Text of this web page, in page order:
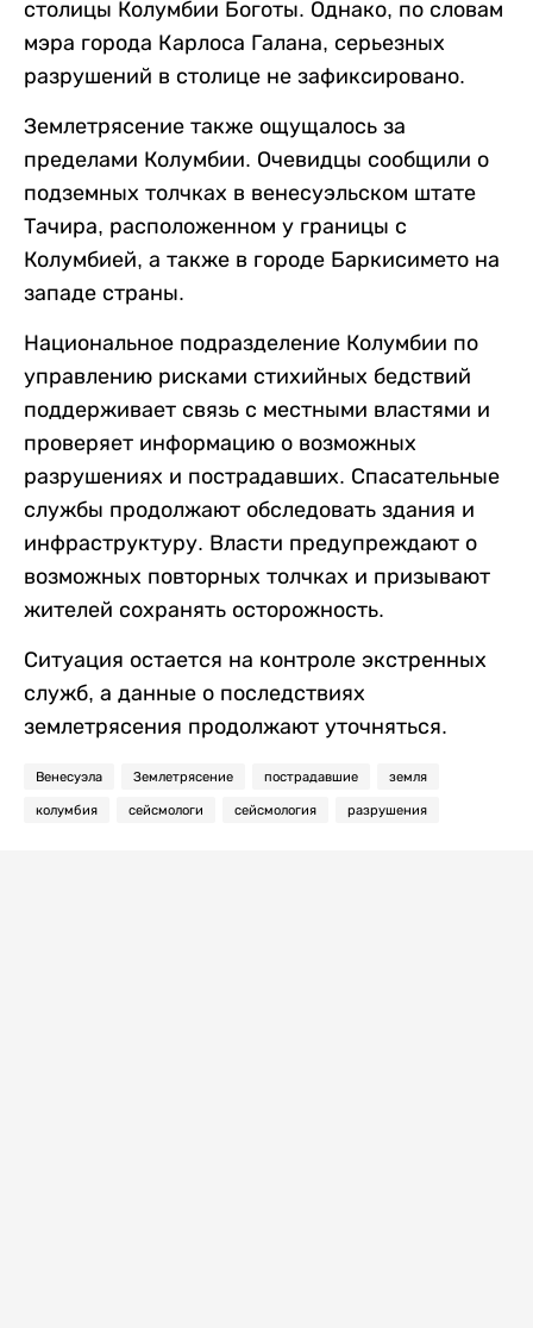
столицы Колумбии Боготы. Однако, по словам
мэра города Карлоса Галана, серьезных
разрушений в столице не зафиксировано.
Землетрясение также ощущалось за
пределами Колумбии. Очевидцы сообщили о
подземных толчках в венесуэльском штате
Тачира, расположенном у границы с
Колумбией, а также в городе Баркисимето на
западе страны.
Национальное подразделение Колумбии по
управлению рисками стихийных бедствий
поддерживает связь с местными властями и
проверяет информацию о возможных
разрушениях и пострадавших. Спасательные
службы продолжают обследовать здания и
инфраструктуру. Власти предупреждают о
возможных повторных толчках и призывают
жителей сохранять осторожность.
Ситуация остается на контроле экстренных
служб, а данные о последствиях
землетрясения продолжают уточняться.
Венесуэла Землетрясение пострадавшие земля
колумбия сейсмологи сейсмология разрушения